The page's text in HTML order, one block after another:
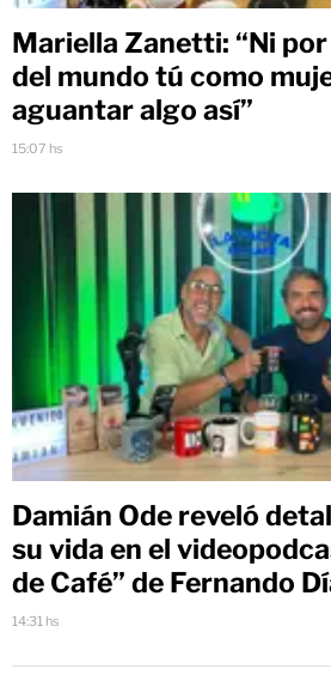
Mariella Zanetti: “Ni
del mundo tú como
aguantar algo así”
15:07 hs
Damián Ode reveló
su vida en el
de Café” de Fernando
14:31 hs